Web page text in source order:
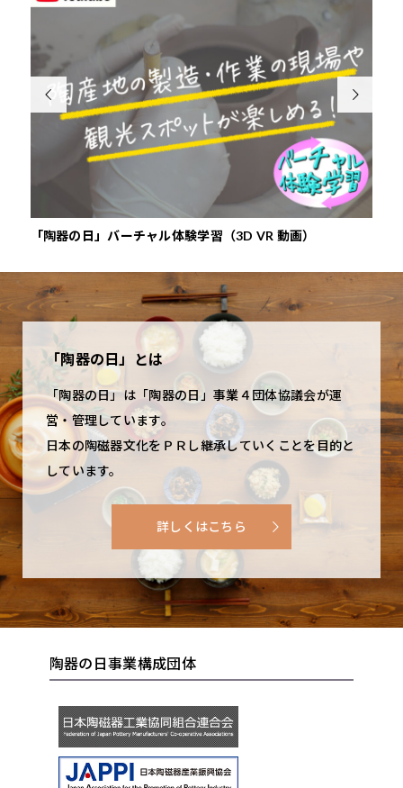

」バーチャル体験学習（3D VR 動画） 『やきものハンド

「陶器の日」とは
「陶器の日」は「陶器の日」事業４団体協議会が運
営・管理しています。
日本の陶磁器文化をＰＲし継承していくことを目的と
しています。
詳しくはこちら
陶器の日事業構成団体